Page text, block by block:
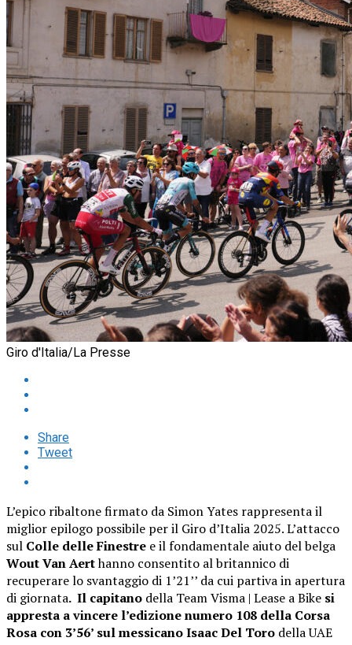
Giro d'Italia/La Presse
Share
Tweet
L’epico ribaltone firmato da Simon Yates rappresenta il
miglior epilogo possibile per il Giro d’Italia 2025. L’attacco
sul Colle delle Finestre e il fondamentale aiuto del belga
Wout Van Aerthanno consentito al britannico di
recuperare lo svantaggio di 1’21’’ da cui partiva in apertura
di giornata. Il capitano della Team Visma | Lease a Bike si
appresta a vincere l’edizione numero 108 della Corsa
Rosa con 3’56’ sul messicano Isaac Del Toro della UAE